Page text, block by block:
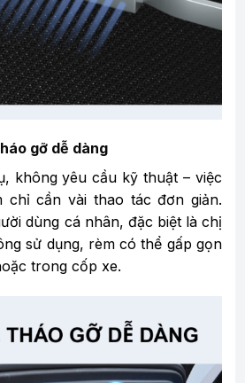
gỡ dễ dàng
không yêu cầu kỹ thuật – việc
chỉ cần vài thao tác đơn giản.
dùng cá nhân, đặc biệt là chị
sử dụng, rèm có thể gấp gọn
trong cốp xe.